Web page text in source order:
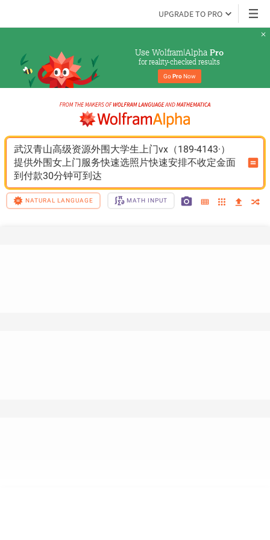
UPGRADE TO PRO
Use Wolfram|Alpha Pro
for reality-checked results
Go Pro Now
武汉青山高级资源外围大学生上门vx（189-4143·）
提供外围女上门服务快速选照片快速安排不收定金面
到付款30分钟可到达
NATURAL LANGUAGE MATH INPUT